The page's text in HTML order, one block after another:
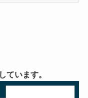
ています。